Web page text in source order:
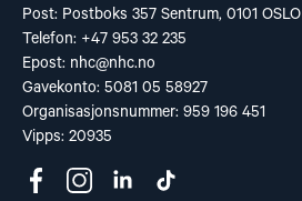
Post: Postboks 357 Sentrum, 0101 OSLO
Telefon: +47 953 32 235
Epost: nhc@nhc.no
Gavekonto: 5081 05 58927
Organisasjonsnummer: 959 196 451
Vipps: 20935